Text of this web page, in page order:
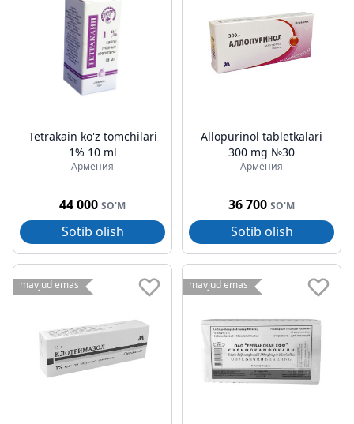
Tetrakain ko'z tomchilari
1% 10 ml
Армения
44 000 SO'M
Sotib olish
Allopurinol tabletkalari
300 mg №30
Армения
36 700 SO'M
Sotib olish
mavjud emas mavjud emas